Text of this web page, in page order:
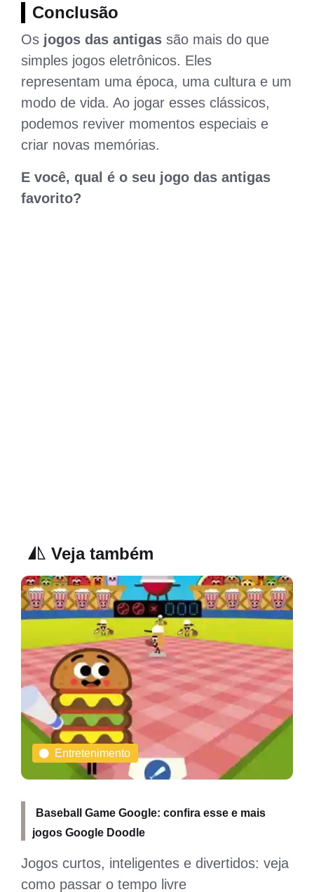
Conclusão
Os jogos das antigas são mais do que
simples jogos eletrônicos. Eles
representam uma época, uma cultura e um
modo de vida. Ao jogar esses clássicos,
podemos reviver momentos especiais e
criar novas memórias.
E você, qual é o seu jogo das antigas
favorito?
Veja também
Entretenimento
Baseball Game Google: confira esse e mais
jogos Google Doodle
Jogos curtos, inteligentes e divertidos: veja
como passar o tempo livre